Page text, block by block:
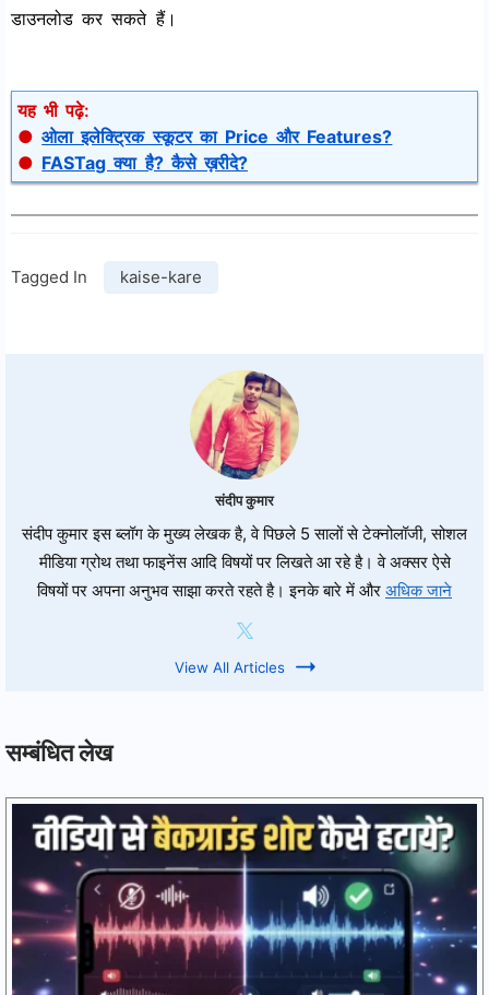
डाउनलोड कर सकते हैं।
यह भी पढ़े:
●ओला इलेक्ट्रिक स्कूटर का Price और Features?
● FASTag क्या है? कैसे ख़रीदे?
Tagged In kaise-kare
संदीप कुमार
संदीप कुमार इस ब्लॉग के मुख्य लेखक है, वे पिछले 5 सालों से टेक्नोलॉजी, सोशल
मीडिया ग्रोथ तथा फाइनेंस आदि विषयों पर लिखते आ रहे है। वे अक्सर ऐसे
विषयों पर अपना अनुभव साझा करते रहते है। इनके बारे में और अधिक जाने
View All Articles
सम्बंधित लेख